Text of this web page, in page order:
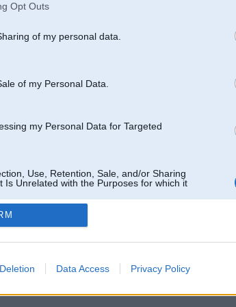
Opt Outs
of my personal data.
of my Personal Data.
my Personal Data for Targeted
Use, Retention, Sale, and/or Sharing
Is Unrelated with the Purposes for which it
Data Access Privacy Policy